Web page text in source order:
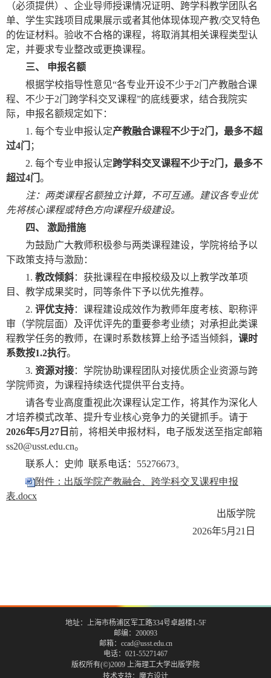
（必须提供）、企业导师授课情况证明、跨学科教学团队名
单、学生实践项目成果展示或者其他体现体现产教/交叉特色
的佐证材料。验收不合格的课程，将取消其相关课程类型认
定，并要求专业整改或更换课程。
三、 申报名额
根据学校指导性意见“各专业开设不少于2门产教融合课
程、不少于2门跨学科交叉课程”的底线要求，结合我院实
际，申报名额规定如下：
1. 每个专业申报认定产教融合课程不少于2门，最多不超
过4门
；
2. 每个专业申报认定跨学科交叉课程不少于2门，最多不
超过4门 。
注：两类课程名额独立计算，不可互通。建议各专业优
先将核心课程或特色方向课程升级建设。
四、 激励措施
为鼓励广大教师积极参与两类课程建设，学院将给予以
下政策支持与激励：
1. 教改倾斜：获批课程在申报校级及以上教学改革项
目、教学成果奖时，同等条件下予以优先推荐。
2. 评优支持：课程建设成效作为教师年度考核、职称评
审（学院层面）及评优评先的重要参考业绩；对承担此类课
程教学任务的教师，在课时系数核算上给予适当倾斜， 课时
系数按1.2执行。
3. 资源对接：学院协助课程团队对接优质企业资源与跨
学院师资，为课程持续迭代提供平台支持。
请各专业高度重视此次课程认定工作，将其作为深化人
才培养模式改革、提升专业核心竞争力的关键抓手。请于
2026年5月 27 日 前，将相关申报材料，电子版发送至指定邮箱
ss20@usst.edu.cn。
联系人：史帅 联系电话： 55276673。
附件：出版学院产教融合、跨学科交叉课程申报
表.docx
出版学院
2026年5月 21 日
地址：上海市杨浦区军工路334号卓越楼1-5F
邮编：200093
邮箱：ccad@usst.edu.cn
电话：021-55271467
版权所有(©)2009 上海理工大学出版学院
技术支持： 魔方设计